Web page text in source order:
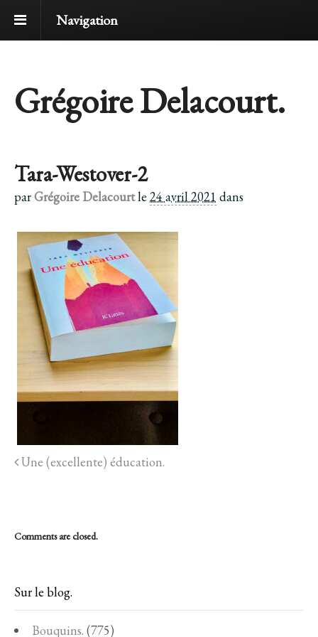
Navigation
Grégoire Delacourt.
Tara-Westover-2
parGrégoire Delacourtle 24 avril 2021 dans
Une (excellente) éducation.
Comments are closed.
Sur le blog.
Bouquins. (775)